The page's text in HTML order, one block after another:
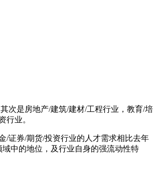
次是房地产/建筑/建材/工程行业，教育/培
行业。
/证券/期货/投资行业的人才需求相比去年
中的地位，及行业自身的强流动性特